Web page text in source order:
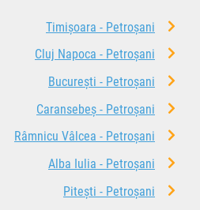
Timișoara - Petroșani
Cluj Napoca - Petroșani
București - Petroșani
Caransebeș - Petroșani
Râmnicu Vâlcea - Petroșani
Alba Iulia - Petroșani
Pitești - Petroșani